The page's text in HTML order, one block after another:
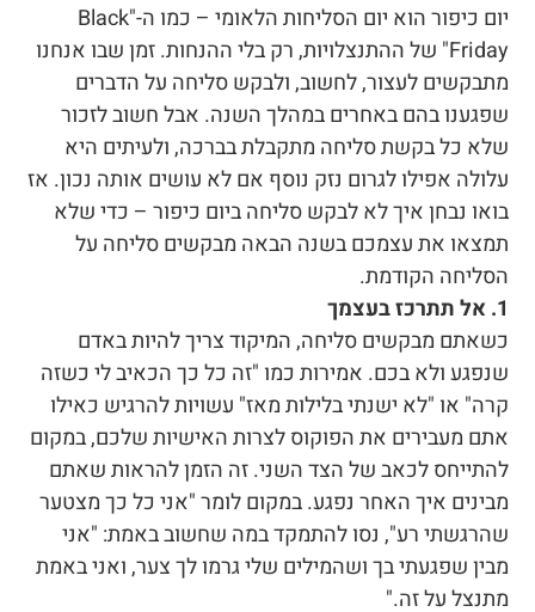
יום כיפור הוא יום הסליחות הלאומי – כמו ה-"Black
Friday" של ההתנצלויות, רק בלי ההנחות. זמן שבו אנחנו
מתבקשים לעצור, לחשוב, ולבקש סליחה על הדברים
שפגענו בהם באחרים במהלך השנה. אבל חשוב לזכור
שלא כל בקשת סליחה מתקבלת בברכה, ולעיתים היא
עלולה אפילו לגרום נזק נוסף אם לא עושים אותה נכון. אז
בואו נבחן איך לא לבקש סליחה ביום כיפור – כדי שלא
תמצאו את עצמכם בשנה הבאה מבקשים סליחה על
הסליחה הקודמת.
1. אל תתרכז בעצמך
כשאתם מבקשים סליחה, המיקוד צריך להיות באדם
שנפגע ולא בכם. אמירות כמו "זה כל כך הכאיב לי כשזה
קרה" או "לא ישנתי בלילות מאז" עשויות להרגיש כאילו
אתם מעבירים את הפוקוס לצרות האישיות שלכם, במקום
להתייחס לכאב של הצד השני. זה הזמן להראות שאתם
מבינים איך האחר נפגע. במקום לומר "אני כל כך מצטער
שהרגשתי רע", נסו להתמקד במה שחשוב באמת: "אני
מבין שפגעתי בך ושהמילים שלי גרמו לך צער, ואני באמת
מתנצל על זה."